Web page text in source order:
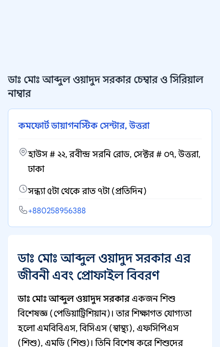
ডাঃ মোঃ আব্দুল ওয়াদুদ সরকার চেম্বার ও সিরিয়াল
নাম্বার
কমফোর্ট ডায়াগনস্টিক সেন্টার, উত্তরা
হাউস # ২২, রবীন্দ্র সরনি রোড, সেক্টর # ০৭, উত্তরা,
ঢাকা
সন্ধ্যা ৫টা থেকে রাত ৭টা (প্রতিদিন)
+880258956388
ডাঃ মোঃ আব্দুল ওয়াদুদ সরকার এর
জীবনী এবং প্রোফাইল বিবরণ
ডাঃ মোঃ আব্দুল ওয়াদুদ সরকারএকজন শিশু
বিশেষজ্ঞ (পেডিয়াট্রিশিয়ান)। তার শিক্ষাগত যোগ্যতা
হলো এমবিবিএস, বিসিএস (স্বাস্থ্য), এফসিপিএস
(শিশু), এমডি (শিশু)। তিনি বিশেষ করে শিশুদের